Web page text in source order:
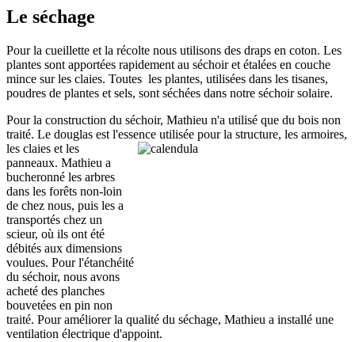
Le séchage
Pour la cueillette et la récolte nous utilisons des draps en coton. Les
plantes sont apportées rapidement au séchoir et étalées en couche
mince sur les claies. Toutes les plantes, utilisées dans les tisanes,
poudres de plantes et sels, sont séchées dans notre séchoir solaire.
Pour la construction du séchoir, Mathieu n'a utilisé que du bois non
traité. Le douglas est l'essence utilisée pour la structure, les armoires,
les claies et les
panneaux. Mathieu a
bucheronné les arbres
dans les forêts non-loin
de chez nous, puis les a
transportés chez un
scieur, où ils ont été
débités aux dimensions
voulues. Pour l'étanchéité
du séchoir, nous avons
acheté des planches
bouvetées en pin non
traité. Pour améliorer la qualité du séchage, Mathieu a installé une
ventilation électrique d'appoint.